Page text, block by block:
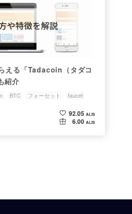
える「Tadacoin（タダコ
紹介
BTC フォーセット faucet
92.05 ALIS
6.00 ALIS